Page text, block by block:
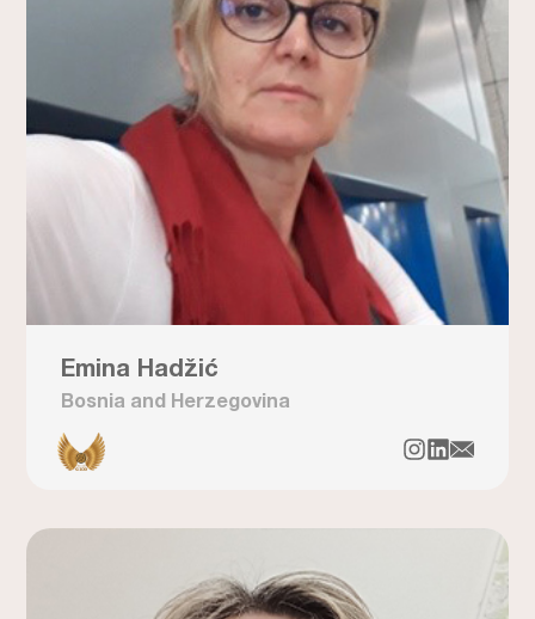
Emina Hadžić
Bosnia and Herzegovina